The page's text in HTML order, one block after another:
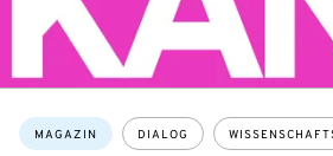
Themen:
MAGAZIN DIALOG